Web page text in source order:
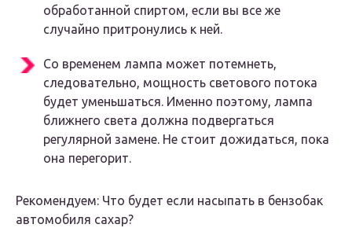
обработанной спиртом, если вы все же
случайно притронулись к ней.
Со временем лампа может потемнеть,
следовательно, мощность светового потока
будет уменьшаться. Именно поэтому, лампа
ближнего света должна подвергаться
регулярной замене. Не стоит дожидаться, пока
она перегорит.
Рекомендуем: Что будет если насыпать в бензобак
автомобиля сахар?